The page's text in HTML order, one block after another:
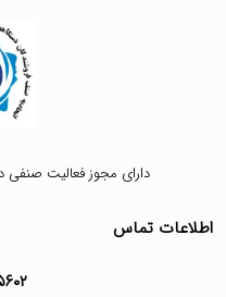
دارای مجوز فعالیت صنفی
اطلاعات تماس